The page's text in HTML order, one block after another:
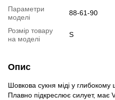
Параметри
моделі
88-61-90
Розмір товару
на моделі
S
Опис
Шовкова сукня міді у глибокому
Плавно підкреслює силует, має